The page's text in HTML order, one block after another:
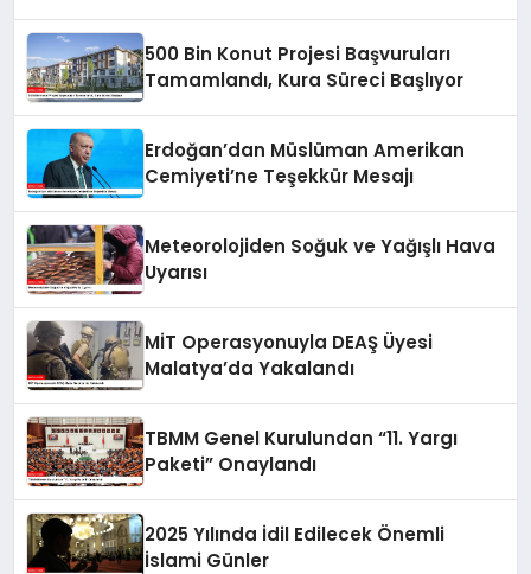
500 Bin Konut Projesi Başvuruları
Tamamlandı, Kura Süreci Başlıyor
Erdoğan’dan Müslüman Amerikan
Cemiyeti’ne Teşekkür Mesajı
Meteorolojiden Soğuk ve Yağışlı Hava
Uyarısı
MİT Operasyonuyla DEAŞ Üyesi
Malatya’da Yakalandı
TBMM Genel Kurulundan “11. Yargı
Paketi” Onaylandı
2025 Yılında İdil Edilecek Önemli
İslami Günler